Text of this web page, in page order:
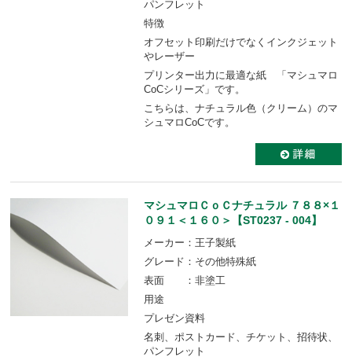
パンフレット
特徴
オフセット印刷だけでなくインクジェット
やレーザー
プリンター出力に最適な紙 「マシュマロ
CoCシリーズ」です。
こちらは、ナチュラル色（クリーム）のマ
シュマロCoCです。
マシュマロＣｏＣナチュラル ７８８×１
０９１＜１６０＞【ST0237 - 004】
メーカー：王子製紙
グレード：その他特殊紙
表面 ：非塗工
用途
プレゼン資料
名刺、ポストカード、チケット、招待状、
パンフレット